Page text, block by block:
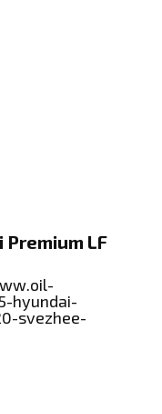
LF
hyundai-
svezhee-